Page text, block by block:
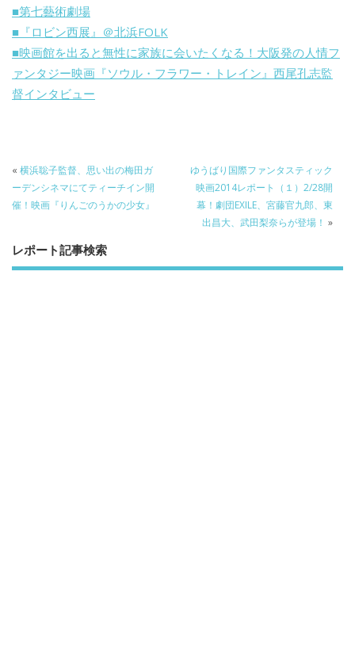
■第七藝術劇場
■『ロビン西展』＠北浜FOLK
■映画館を出ると無性に家族に会いたくなる！大阪発の人情フ
ァンタジー映画『ソウル・フラワー・トレイン』西尾孔志監
督インタビュー
« 横浜聡子監督、思い出の梅田ガ
ーデンシネマにてティーチイン開
催！映画『りんごのうかの少女』
ゆうばり国際ファンタスティック
映画2014レポート（１）2/28開
幕！劇団EXILE、宮藤官九郎、東
出昌大、武田梨奈らが登場！ »
レポート記事検索